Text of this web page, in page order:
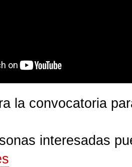
la convocatoria
interesadas